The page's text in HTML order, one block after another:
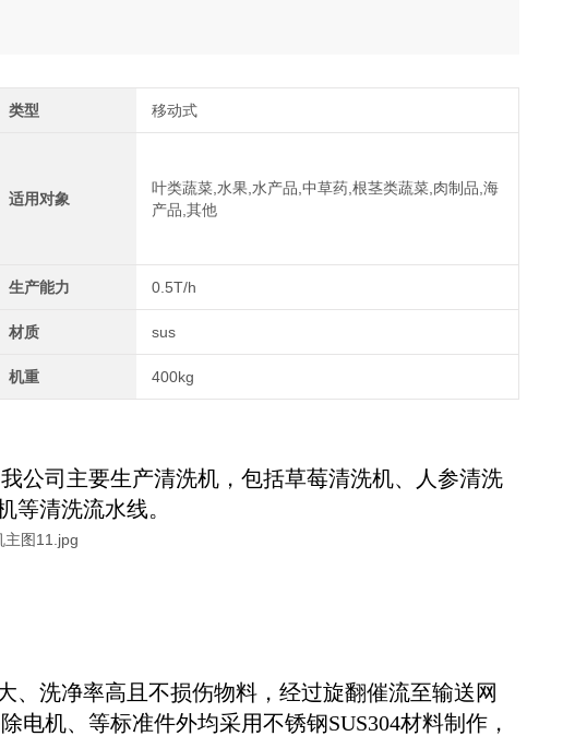
类型 移动式
适用对象
叶类蔬菜,水果,水产品,中草药,根茎类蔬菜,肉制品,海
产品,其他
生产能力 0.5T/h
材质 sus
机重 400kg
公司主要生产清洗机，包括草莓清洗机、人参清洗
等清洗流水线。
、洗净率高且不损伤物料，经过旋翻催流至输送网
机、等标准件外均采用不锈钢SUS304材料制作，